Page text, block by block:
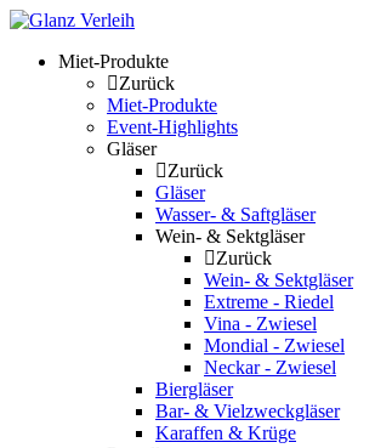
Skip
contentMiet-Produkte
Zurück
Miet-Produkte
Event-Highlights
Gläser
Zurück
Gläser
Wasser- & Saftgläser
Wein- & Sektgläser
Zurück
Wein- & Sektgläser
Extreme - Riedel
Vina - Zwiesel
Mondial - Zwiesel
Neckar - Zwiesel
Biergläser
Bar- & Vielzweckgläser
Karaffen & Krüge